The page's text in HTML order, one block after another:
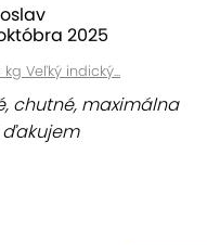
2025
kg Veľký indický...
chutné, maximálna
ďakujem